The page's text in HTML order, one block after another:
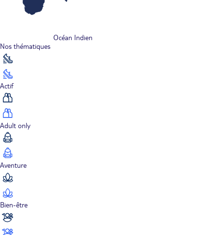
Océan Indien
Nos thématiques
Actif
Adult only
Aventure
Bien-être